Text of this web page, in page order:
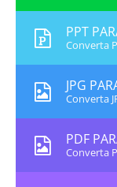
PPT
Converta
JPG
Converta
PDF
Converta